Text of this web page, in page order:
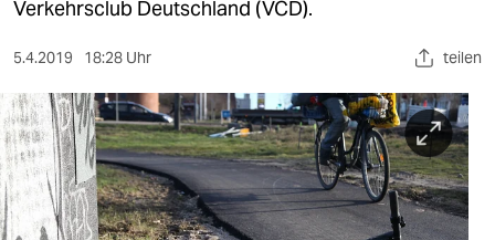
kultur
sport
berlin
nord
wahrheit
Verkehrsclub Deutschland (VCD).
5.4.2019 18:28 Uhr teilen